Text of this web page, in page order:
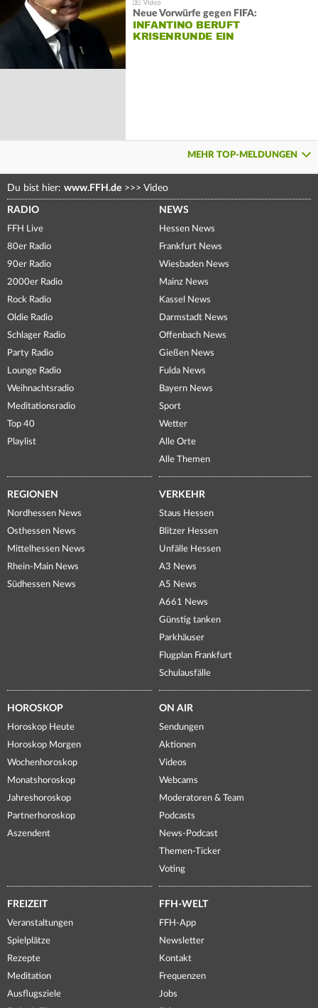
Neue Vorwürfe gegen FIFA:
INFANTINO BERUFT
KRISENRUNDE EIN
MEHR TOP-MELDUNGEN
Du bist hier: www.FFH.de >>> Video
RADIO
FFH Live
80er Radio
90er Radio
2000er Radio
Rock Radio
Oldie Radio
Schlager Radio
Party Radio
Lounge Radio
Weihnachtsradio
Meditationsradio
Top 40
Playlist
NEWS
Hessen News
Frankfurt News
Wiesbaden News
Mainz News
Kassel News
Darmstadt News
Offenbach News
Gießen News
Fulda News
Bayern News
Sport
Wetter
Alle Orte
Alle Themen
REGIONEN
Nordhessen News
Osthessen News
Mittelhessen News
Rhein-Main News
Südhessen News
VERKEHR
Staus Hessen
Blitzer Hessen
Unfälle Hessen
A3 News
A5 News
A661 News
Günstig tanken
Parkhäuser
Flugplan Frankfurt
Schulausfälle
HOROSKOP
Horoskop Heute
Horoskop Morgen
Wochenhoroskop
Monatshoroskop
Jahreshoroskop
Partnerhoroskop
Aszendent
ON AIR
Sendungen
Aktionen
Videos
Webcams
Moderatoren & Team
Podcasts
News-Podcast
Themen-Ticker
Voting
FREIZEIT
Veranstaltungen
Spielplätze
Rezepte
Meditation
Ausflugsziele
FFH-WELT
FFH-App
Newsletter
Kontakt
Frequenzen
Jobs